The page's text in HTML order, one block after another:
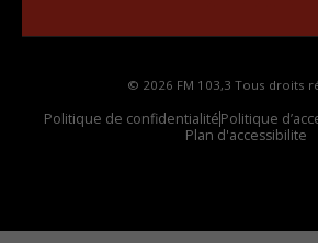
© 2026 FM 103,3 Tous droits
Politique de confidentialitéPolitique
Plan d'accessibilite